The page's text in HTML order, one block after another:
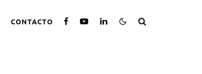
CONTACTO